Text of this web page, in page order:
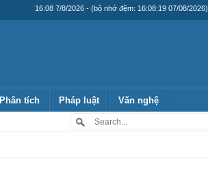
16:08 7/8/2026 - (bộ nhớ đệm: 16:08:19 07/08/2026)
Phân tích Pháp luật Văn nghệ